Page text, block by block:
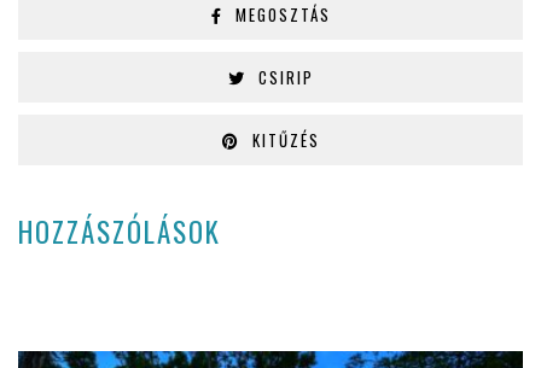
MEGOSZTÁS
CSIRIP
KITŰZÉS
HOZZÁSZÓLÁSOK